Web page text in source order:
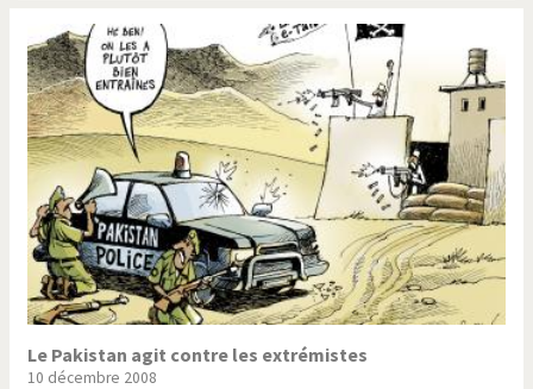
Chère énergie! Crise grecque
Cybermonde
Du printemps arabe à
l'hiver
Election présidentielle US Guerre en Syrie
Hopp Deutschland Israël - Palestine
L'Amérique et les armes L'Iran tremble
La Chine et nous
La Corée du Nord: guerre ou
paix?
Le Pakistan agit contre les extrémistes
10 décembre 2008